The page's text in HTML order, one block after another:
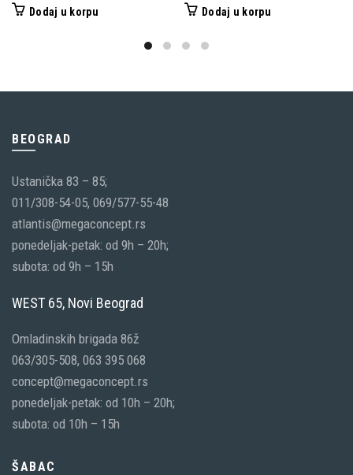
Dodaj u korpu Dodaj u korpu
BEOGRAD
Ustanička 83 – 85;
011/308-54-05, 069/577-55-48
atlantis@megaconcept.rs
ponedeljak-petak: od 9h – 20h;
subota: od 9h – 15h
WEST 65, Novi Beograd
Omladinskih brigada 86ž
063/305-508, 063 395 068
concept@megaconcept.rs
ponedeljak-petak: od 10h – 20h;
subota: od 10h – 15h
ŠABAC